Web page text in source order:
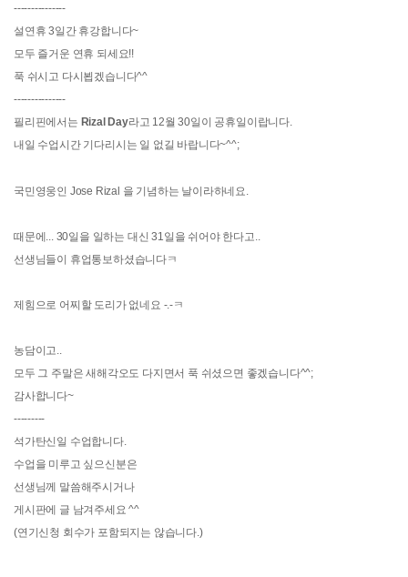
---------------
설연휴 3일간 휴강합니다~
모두 즐거운 연휴 되세요!!
푹 쉬시고 다시뵙겠습니다^^
---------------
필리핀에서는 Rizal Day라고 12월 30일이 공휴일이랍니다.
내일 수업시간 기다리시는 일 없길 바랍니다~^^;
국민영웅인 Jose Rizal 을 기념하는 날이라하네요.
때문에... 30일을 일하는 대신 31일을 쉬어야 한다고..
선생님들이 휴업통보하셨습니다ㅋ
제힘으로 어찌할 도리가 없네요 -.-ㅋ
농담이고..
모두 그 주말은 새해각오도 다지면서 푹 쉬셨으면 좋겠습니다^^;
감사합니다~
---------
석가탄신일 수업합니다.
수업을 미루고 싶으신분은
선생님께 말씀해주시거나
게시판에 글 남겨주세요 ^^
(연기신청 회수가 포함되지는 않습니다.)